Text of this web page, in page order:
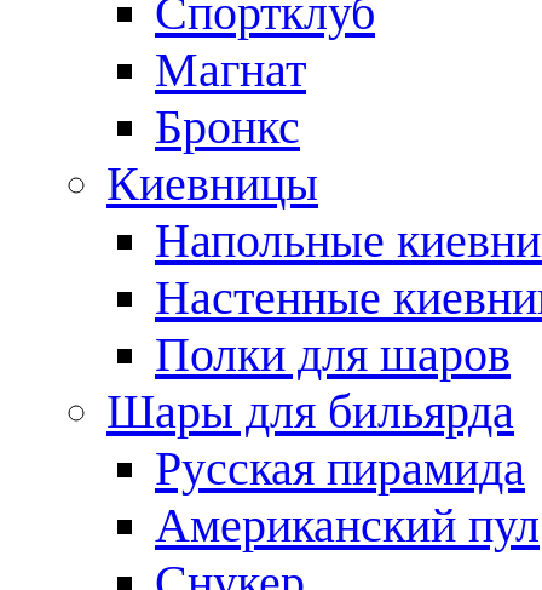
Спортклуб
Магнат
Бронкс
Киевницы
Напольные
Настенные
Полки для шаров
Шары для бильярда
Русская пирамида
Американский пул